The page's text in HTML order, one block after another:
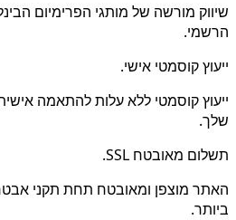
שיווק מורשה של מותגי הפרימיום
הרשמי.
ייעוץ קוסמטי אישי.
ייעוץ קוסמטי ללא עלות להתאמה
שלך.
תשלום מאובטח SSL.
האתר מוצפן ומאובטח תחת תקני
ביותר.